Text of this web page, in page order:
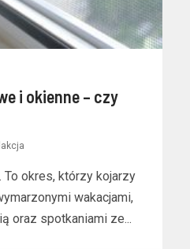
i okienne – czy
To okres, którzy kojarzy
wakacjami,
oraz spotkaniami ze...